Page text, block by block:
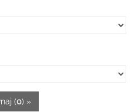
(0) »